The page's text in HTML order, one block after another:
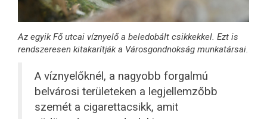
Az egyik Fő utcai víznyelő a beledobált csikkekkel. Ezt is
rendszeresen kitakarítják a Városgondnokság munkatársai.
A víznyelőknél, a nagyobb forgalmú
belvárosi területeken a legjellemzőbb
szemét a cigarettacsikk, amit